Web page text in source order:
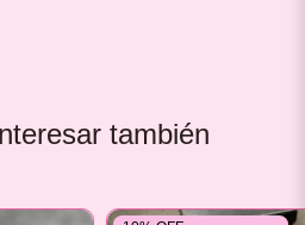
también